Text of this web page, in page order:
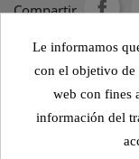
Compartir
Política
Información
cliente)
Le informamos
con el objetivo de
web con fines
información del